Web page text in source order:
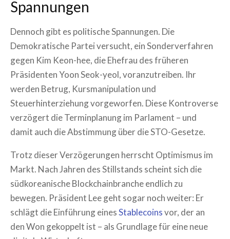
Spannungen
Dennoch gibt es politische Spannungen. Die
Demokratische Partei versucht, ein Sonderverfahren
gegen Kim Keon-hee, die Ehefrau des früheren
Präsidenten Yoon Seok-yeol, voranzutreiben. Ihr
werden Betrug, Kursmanipulation und
Steuerhinterziehung vorgeworfen. Diese Kontroverse
verzögert die Terminplanung im Parlament – und
damit auch die Abstimmung über die STO-Gesetze.
Trotz dieser Verzögerungen herrscht Optimismus im
Markt. Nach Jahren des Stillstands scheint sich die
südkoreanische Blockchainbranche endlich zu
bewegen. Präsident Lee geht sogar noch weiter: Er
schlägt die Einführung einesStablecoinsvor, der an
den Won gekoppelt ist – als Grundlage für eine neue